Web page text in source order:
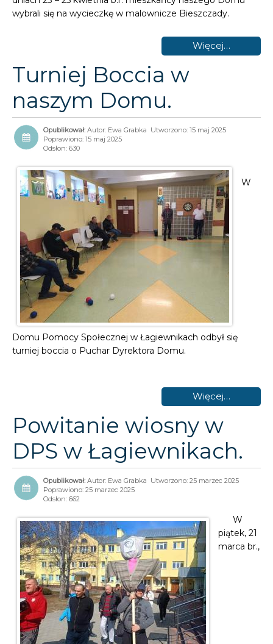
wybrali się na wycieczkę w malownicze Bieszczady.
Więcej…
Turniej Boccia w
naszym Domu.
Autor: Ewa Grabka Utworzono: 15 maj 2025
Poprawiono: 15 maj 2025
Odsłon: 630
W
Domu Pomocy Społecznej w Łagiewnikach odbył się
turniej boccia o Puchar Dyrektora Domu.
Więcej…
Powitanie wiosny w
DPS w Łagiewnikach.
Autor: Ewa Grabka Utworzono: 25 marzec 2025
Poprawiono: 25 marzec 2025
Odsłon: 662
W
piątek, 21
marca br.,